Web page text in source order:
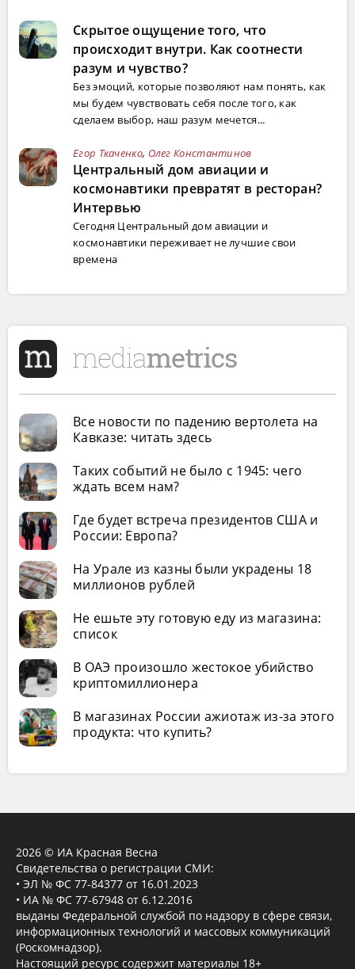
Скрытое ощущение того, что
происходит внутри. Как соотнести
разум и чувство?
Без эмоций, которые позволяют нам понять, как
мы будем чувствовать себя после того, как
сделаем выбор, наш разум мечется...
Егор Ткаченко, Олег Константинов
Центральный дом авиации и
космонавтики превратят в ресторан?
Интервью
Сегодня Центральный дом авиации и
космонавтики переживает не лучшие свои
времена
Все новости по падению вертолета на
Кавказе: читать здесь
Таких событий не было с 1945: чего
ждать всем нам?
Где будет встреча президентов США и
России: Европа?
На Урале из казны были украдены 18
миллионов рублей
Не ешьте эту готовую еду из магазина:
список
В ОАЭ произошло жестокое убийство
криптомиллионера
В магазинах России ажиотаж из-за этого
продукта: что купить?
2026 © ИА Красная Весна
Свидетельства о регистрации СМИ:
• ЭЛ № ФС 77-84377 от 16.01.2023
• ИА № ФС 77-67948 от 6.12.2016
выданы Федеральной службой по надзору в сфере связи,
информационных технологий и массовых коммуникаций
(Роскомнадзор).
Настоящий ресурс содержит материалы 18+